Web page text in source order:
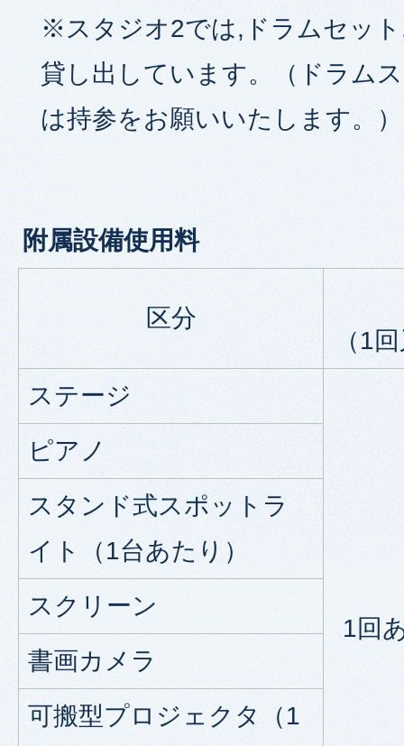
※スタジオ2では,ドラムセッ
貸し出しています。（ドラム
は持参をお願いいたします。）
附属設備使用料
区分
（1
ステージ
1回
ピアノ
スタンド式スポットラ
イト（1台あたり）
スクリーン
書画カメラ
可搬型プロジェクタ（1